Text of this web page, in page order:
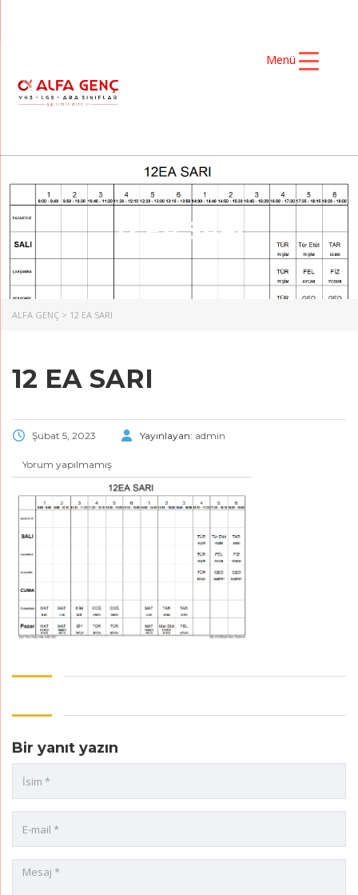
Menü
12 EA SARI
ALFA GENÇ > 12 EA SARI
12 EA SARI
Şubat 5, 2023 Yayınlayan: admin
Yorum yapılmamış
Bir yanıt yazın